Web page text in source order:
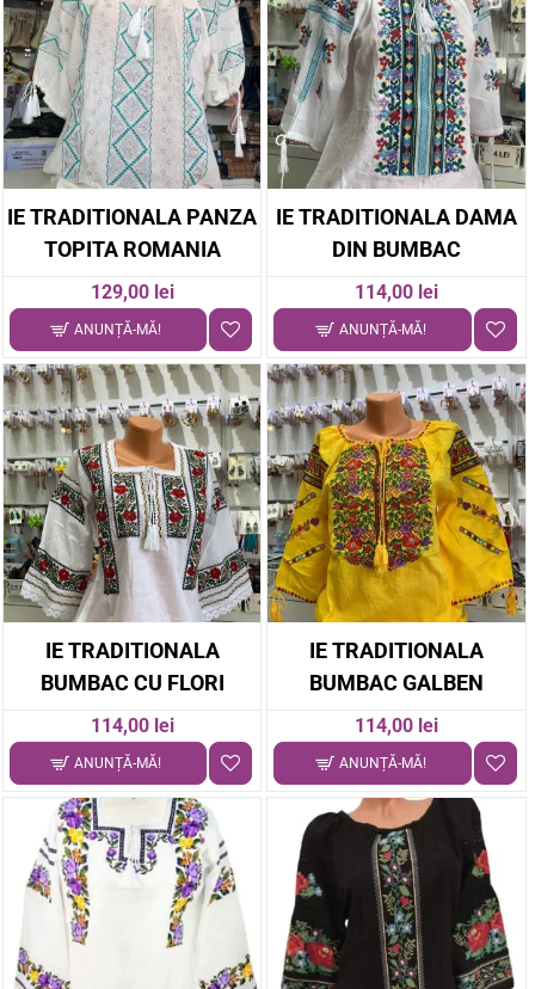
IE TRADITIONALA PANZA
TOPITA ROMANIA
129,00 lei
ANUNȚĂ-MĂ!
IE TRADITIONALA DAMA
DIN BUMBAC
114,00 lei
ANUNȚĂ-MĂ!
IE TRADITIONALA
BUMBAC CU FLORI
114,00 lei
ANUNȚĂ-MĂ!
IE TRADITIONALA
BUMBAC GALBEN
114,00 lei
ANUNȚĂ-MĂ!